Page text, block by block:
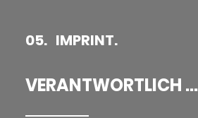
05. IMPRINT.
VERANTWORTLICH ...